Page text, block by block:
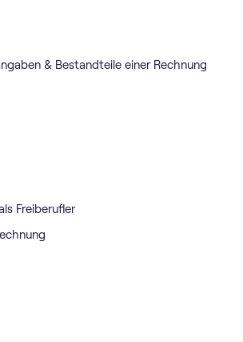
& Bestandteile einer Rechnung
Freiberufler